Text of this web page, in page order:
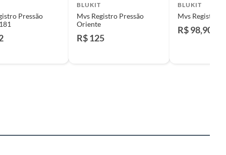
Pressão
BLUKIT
Mvs Registro Pressão
Oriente
R$ 125
BLUKIT
Mvs Registro
R$ 98,90